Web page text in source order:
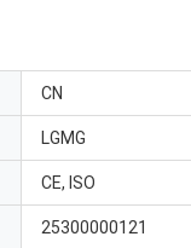
CN
LGMG
CE, ISO
25300000121